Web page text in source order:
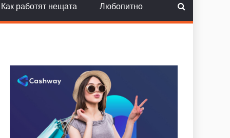
Как работят нещата Любопитно